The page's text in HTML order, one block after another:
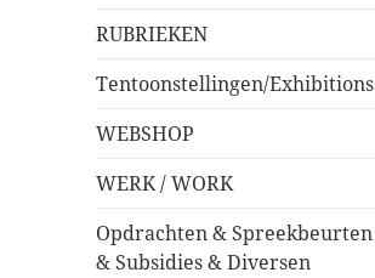
RUBRIEKEN
Tentoonstellingen/Exhibitions
WEBSHOP
WERK / WORK
Opdrachten & Spreekbeurten
& Subsidies & Diversen